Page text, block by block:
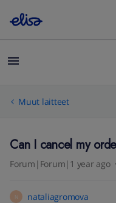
Muut laitteet
Can I cancel my
Forum|Forum|1 year ago
N nataliagromova